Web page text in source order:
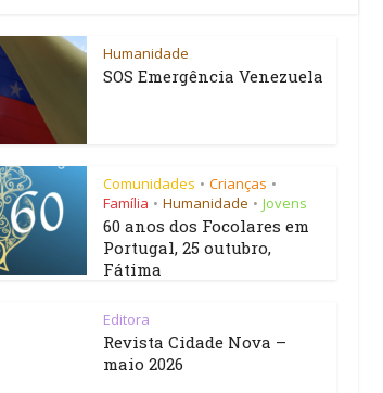
Humanidade
SOS Emergência Venezuela
Comunidades • Crianças •
Família • Humanidade • Jovens
60 anos dos Focolares em
Portugal, 25 outubro,
Fátima
Editora
Revista Cidade Nova –
maio 2026